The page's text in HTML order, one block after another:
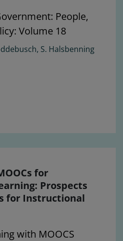
People,
Volume 18
S. Halsbenning
for
Prospects
for Instructional
with MOOCS